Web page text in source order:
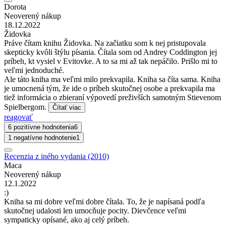
Dorota
Neoverený nákup
18.12.2022
Židovka
Práve čítam knihu Židovka. Na začiatku som k nej pristupovala
skepticky kvôli štýlu písania. Čítala som od Andrey Coddington jej
príbeh, kt vysiel v Evitovke. A to sa mi až tak nepáčilo. Prišlo mi to
veľmi jednoduché.
Ale táto kniha ma veľmi milo prekvapila. Kniha sa číta sama. Kniha
je umocnená tým, že ide o príbeh skutočnej osobe a prekvapila ma
tiež informácia o zbieraní výpovedí preživších samotným Stievenom
Spielbergom.
Čítať viac
reagovať
6 pozitívne hodnotenia6
1 negatívne hodnotenie1
Recenzia z iného vydania (2010)
Maca
Neoverený nákup
12.1.2022
:)
Kniha sa mi dobre veľmi dobre čítala. To, že je napísaná podľa
skutočnej udalosti len umocňuje pocity. Dievčence veľmi
sympaticky opísané, ako aj celý príbeh.